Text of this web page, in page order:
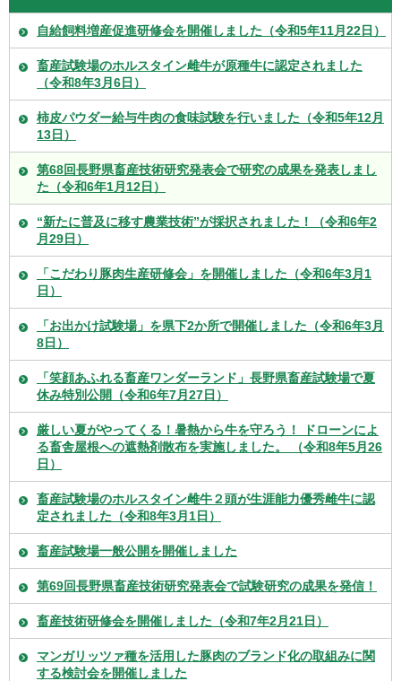
自給飼料増産促進研修会を開催しました（令和5年11月22日）
畜産試験場のホルスタイン雌牛が原種牛に認定されました
（令和8年3月6日）
柿皮パウダー給与牛肉の食味試験を行いました（令和5年12月
13日）
第68回長野県畜産技術研究発表会で研究の成果を発表しまし
た（令和6年1月12日）
“新たに普及に移す農業技術”が採択されました！（令和6年2
月29日）
「こだわり豚肉生産研修会」を開催しました（令和6年3月1
日）
「お出かけ試験場」を県下2か所で開催しました（令和6年3月
8日）
「笑顔あふれる畜産ワンダーランド」長野県畜産試験場で夏
休み特別公開（令和6年7月27日）
厳しい夏がやってくる！暑熱から牛を守ろう！ ドローンによ
る畜舎屋根への遮熱剤散布を実施しました。 （令和8年5月26
日）
畜産試験場のホルスタイン雌牛２頭が生涯能力優秀雌牛に認
定されました（令和8年3月1日）
畜産試験場一般公開を開催しました
第69回長野県畜産技術研究発表会で試験研究の成果を発信！
畜産技術研修会を開催しました（令和7年2月21日）
マンガリッツァ種を活用した豚肉のブランド化の取組みに関
する検討会を開催しました